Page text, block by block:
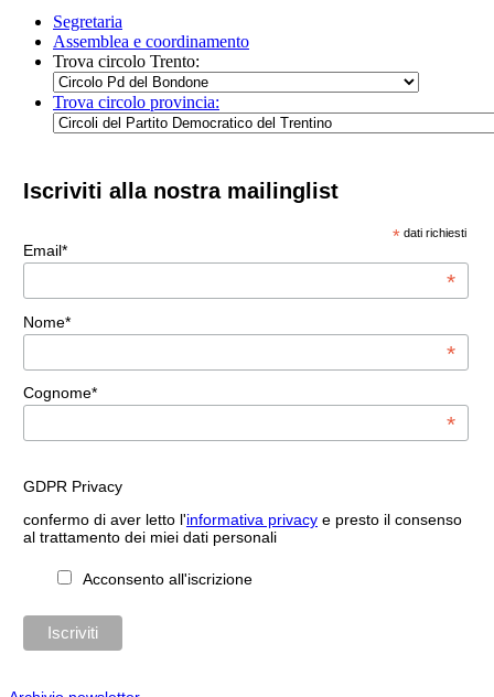
Segretaria
Assemblea e coordinamento
Trova circolo Trento:
Trova circolo provincia:
Iscriviti alla nostra mailinglist
* dati richiesti
Email*
*
Nome*
*
Cognome*
*
GDPR Privacy
confermo di aver letto l'informativa privacye presto il consenso
al trattamento dei miei dati personali
Acconsento all'iscrizione